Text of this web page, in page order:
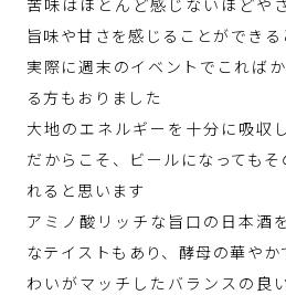
苦味はほとんど感じないほどや
旨味や甘さを感じることができ
実際に週末のイベントでこれば
る方もおりました
大地のエネルギーを十分に吸収
だからこそ、ビールになっても
れると思います
アミノ酸リッチな旨口の日本酒
なテイストもあり、酵母の華や
わいがマッチしたバランスの良